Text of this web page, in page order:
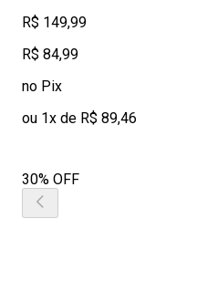
R$ 149,99
R$ 84,99
no Pix
ou 1x de R$ 89,46
30% OFF